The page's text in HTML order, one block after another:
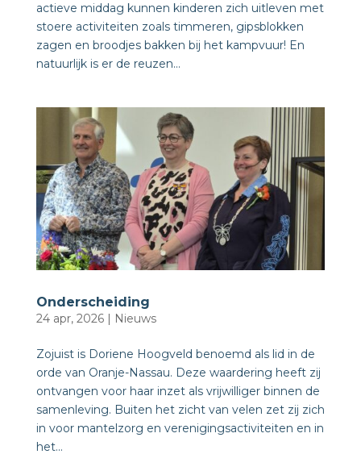
actieve middag kunnen kinderen zich uitleven met
stoere activiteiten zoals timmeren, gipsblokken
zagen en broodjes bakken bij het kampvuur! En
natuurlijk is er de reuzen...
Onderscheiding
24 apr, 2026| Nieuws
Zojuist is Doriene Hoogveld benoemd als lid in de
orde van Oranje-Nassau. Deze waardering heeft zij
ontvangen voor haar inzet als vrijwilliger binnen de
samenleving. Buiten het zicht van velen zet zij zich
in voor mantelzorg en verenigingsactiviteiten en in
het...